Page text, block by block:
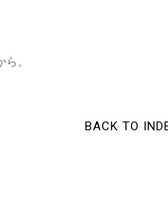
。
BACK TO